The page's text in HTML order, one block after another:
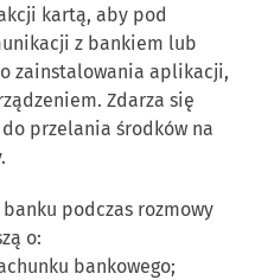
kartą, aby pod
z bankiem lub
zainstalowania aplikacji,
Zdarza się
przelania środków na
podczas rozmowy
o:
bankowego;